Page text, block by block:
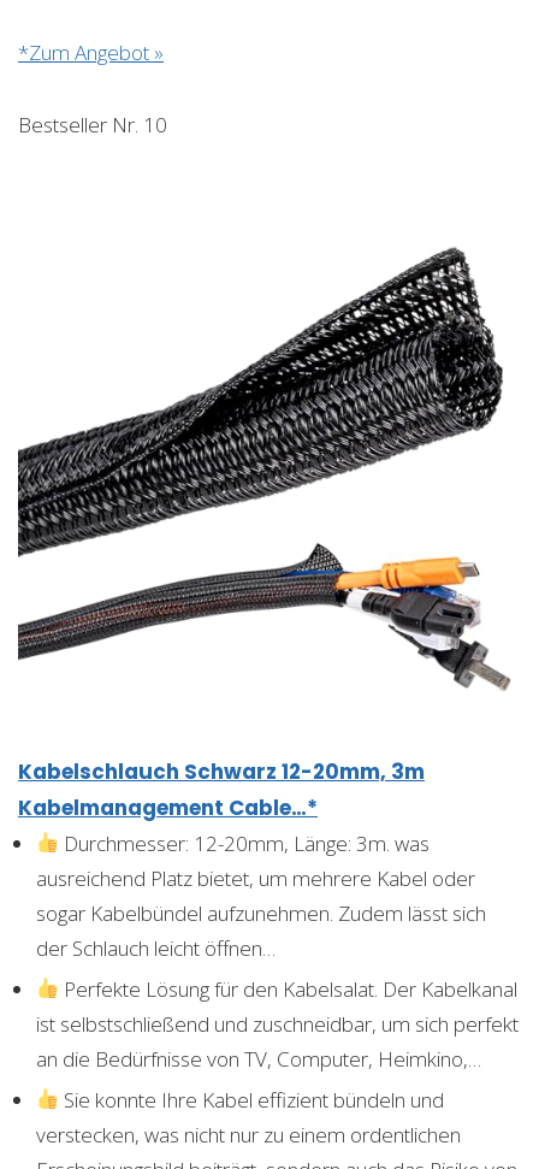
*Zum Angebot »
Bestseller Nr. 10
Kabelschlauch Schwarz 12-20mm, 3m
Kabelmanagement Cable…*
Durchmesser: 12-20mm, Länge: 3m. was
ausreichend Platz bietet, um mehrere Kabel oder
sogar Kabelbündel aufzunehmen. Zudem lässt sich
der Schlauch leicht öffnen…
Perfekte Lösung für den Kabelsalat. Der Kabelkanal
ist selbstschließend und zuschneidbar, um sich perfekt
an die Bedürfnisse von TV, Computer, Heimkino,…
Sie konnte Ihre Kabel effizient bündeln und
verstecken, was nicht nur zu einem ordentlichen